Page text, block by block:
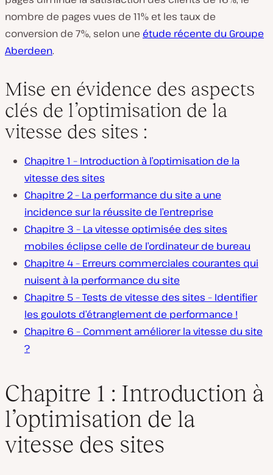
nombre de pages vues de 11% et les taux de
conversion de 7%, selon une étude récente du Groupe
Aberdeen.
Mise en évidence des aspects
clés de l’optimisation de la
vitesse des sites :
Chapitre 1 – Introduction à l’optimisation de la
vitesse des sites
Chapitre 2 – La performance du site a une
incidence sur la réussite de l’entreprise
Chapitre 3 – La vitesse optimisée des sites
mobiles éclipse celle de l’ordinateur de bureau
Chapitre 4 – Erreurs commerciales courantes qui
nuisent à la performance du site
Chapitre 5 – Tests de vitesse des sites – Identifier
les goulots d’étranglement de performance !
Chapitre 6 – Comment améliorer la vitesse du site
?
Chapitre 1 : Introduction à
l’optimisation de la
vitesse des sites